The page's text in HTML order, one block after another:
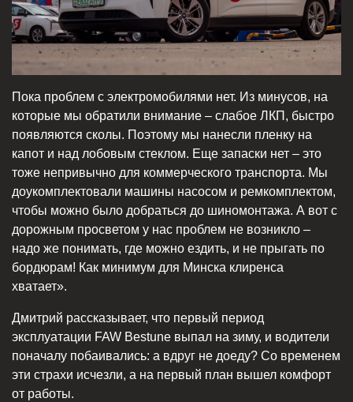
Пока проблем с электромобилями нет. Из минусов, на
которые мы обратили внимание – слабое ЛКП, быстро
появляются сколы. Поэтому мы нанесли пленку на
капот и над лобовым стеклом. Еще запаски нет – это
тоже непривычно для коммерческого транспорта. Мы
доукомплектовали машины насосом и ремкомплектом,
чтобы можно было добраться до шиномонтажа. А вот с
дорожным просветом у нас проблем не возникло –
надо же понимать, где можно ездить, и не прыгать по
бордюрам! Как минимум для Минска клиренса
хватает».
Дмитрий рассказывает, что первый период
эксплуатации FAW Bestune выпал на зиму, и водители
поначалу побаивались: а вдруг не доеду? Со временем
эти страхи исчезли, а на первый план вышел комфорт
от работы.